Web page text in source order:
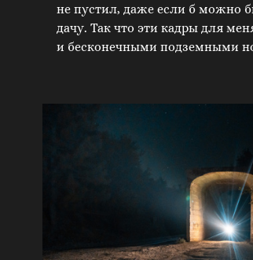
не пустил, даже если б можно
дачу. Так что эти кадры для
и бесконечными подземными